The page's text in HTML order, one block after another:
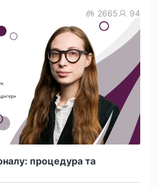
процедура та
2665 94